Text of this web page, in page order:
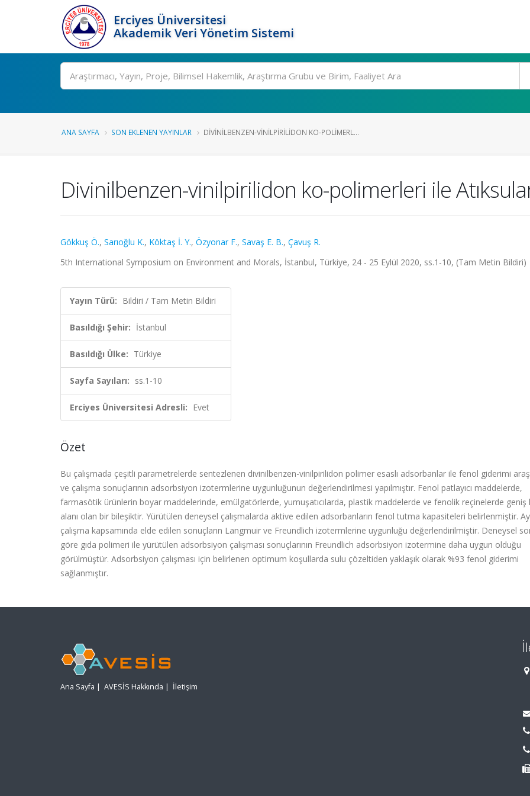
Erciyes Üniversitesi
Akademik Veri Yönetim Sistemi
Ara
ANA SAYFA SON EKLENEN YAYINLAR DIVINILBENZEN-VINILPIRILIDON KO-POLIMERL...
Divinilbenzen-vinilpirilidon ko-polimerleri ile
Gökkuş Ö., Sarıoğlu K., Köktaş İ. Y., Özyonar F., Savaş E. B., Çavuş R.
5th International Symposium on Environment and Morals, İstanbul, Türkiye, 24 - 25 Eylül 2020, ss.1-10, (Tam Metin Bildiri)
Yayın Türü: Bildiri / Tam Metin Bildiri
Basıldığı Şehir: İstanbul
Basıldığı Ülke: Türkiye
Sayfa Sayıları: ss.1-10
Erciyes Üniversitesi Adresli: Evet
Özet
Bu çalışmada çeşitli parametrelerde sentezlenen divinilbenzen-vinilpirilidon polimer esaslı adsorbanlar ile fenol giderimi
ve çalışma sonuçlarının adsorbsiyon izotermlerine uygunluğunun değerlendirilmesi yapılmıştır. Fenol patlayıcı maddelerde,
farmasötik ürünlerin boyar maddelerinde, emülgatörlerde, yumuşatıcılarda, plastik maddelerde ve fenolik reçinelerde geniş
alanı olan bir bileşiktir. Yürütülen deneysel çalışmalarda aktive edilen adsorbanların fenol tutma kapasiteleri belirlenmiştir.
çalışma kapsamında elde edilen sonuçların Langmuir ve Freundlich izotermlerine uygunluğu değerlendirilmiştir. Deneysel
göre gıda polimeri ile yürütülen adsorbsiyon çalışması sonuçlarının Freundlich adsorbsiyon izotermine daha uygun olduğu
görülmüştür. Adsorbsiyon çalışması için belirlenen optimum koşullarda sulu çözeltiden yaklaşık olarak %93 fenol giderimi
sağlanmıştır.
Ana Sayfa | AVESİS Hakkında | İletişim